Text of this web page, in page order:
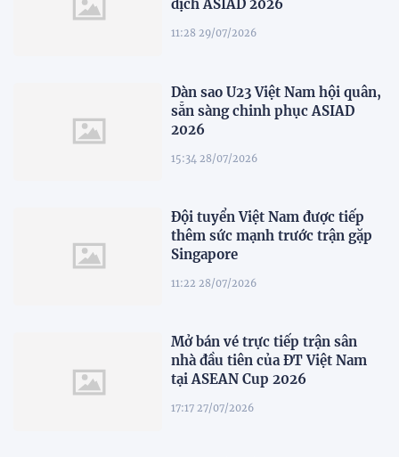
dịch ASIAD 2026
11:28 29/07/2026
Dàn sao U23 Việt Nam hội quân,
sẵn sàng chinh phục ASIAD
2026
15:34 28/07/2026
Đội tuyển Việt Nam được tiếp
thêm sức mạnh trước trận gặp
Singapore
11:22 28/07/2026
Mở bán vé trực tiếp trận sân
nhà đầu tiên của ĐT Việt Nam
tại ASEAN Cup 2026
17:17 27/07/2026